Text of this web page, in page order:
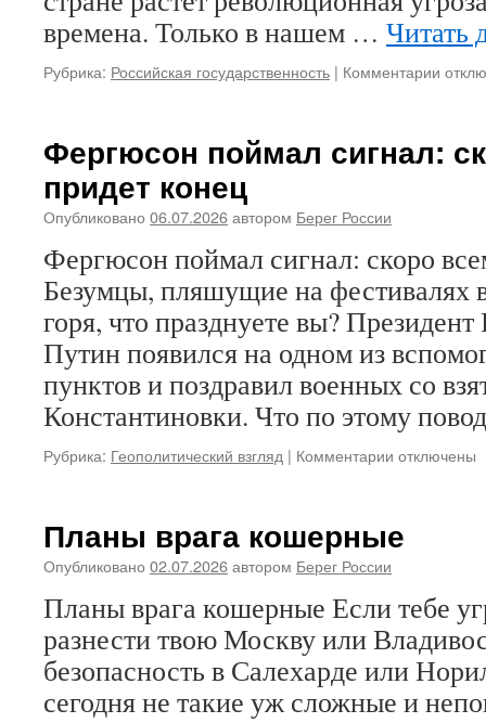
Мучеников
вышел
новый
16-
журнала
Государя
на
обложке…
времена. Только в нашем … Читать
Рубрика: Российская государственность | Комментарии к
Фергюсон поймал сигнал:
придет конец
Опубликовано 06.07.2026автором Берег России
Фергюсон поймал сигнал: скоро
Безумцы, пляшущие на фестивалях
горя, что празднуете вы?
Путин появился на одном из
пунктов и поздравил военных со
Константиновки. Что по этому
Рубрика: Геополитический взгляд | Комментарии к
сигнал:
придет
отключены
Планы врага кошерные
Опубликовано 02.07.2026автором Берег России
Планы врага кошерные Если тебе
разнести твою Москву или
безопасность в Салехарде или
сегодня не такие уж сложные и